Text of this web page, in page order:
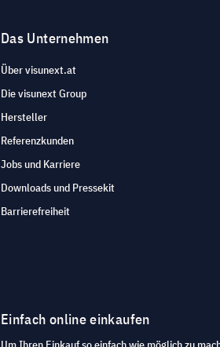
Das Unternehmen
Über visunext.at
Die visunext Group
Hersteller
Referenzkunden
Jobs und Karriere
Downloads und Pressekit
Barrierefreiheit
Einfach online einkaufen